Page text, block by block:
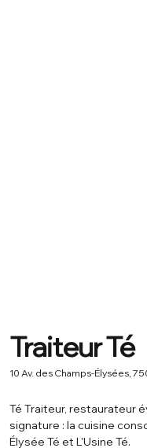
Traiteur Té
10 Av. des Champs-Élysées,
Té Traiteur, restaurateur
signature : la cuisine
Élysée Té et L'Usine Té.